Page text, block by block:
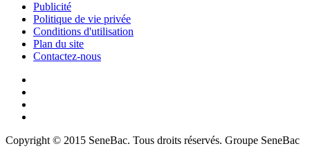
Publicité
Politique de vie privée
Conditions d'utilisation
Plan du site
Contactez-nous
Copyright © 2015 SeneBac. Tous droits réservés. Groupe SeneBac